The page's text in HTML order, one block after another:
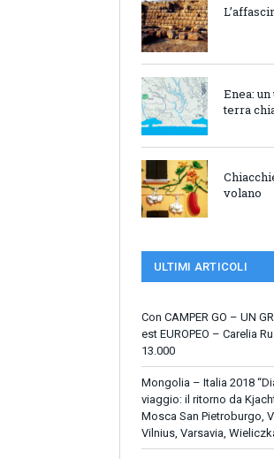
Enea:
terra
volano
ULTIMI ARTICOLI
Con CAMPER GO – UN
est EUROPEO – Carelia
13.000
Mongolia – Italia 2018
viaggio: il ritorno da
Mosca San Pietroburgo,
Vilnius, Varsavia,